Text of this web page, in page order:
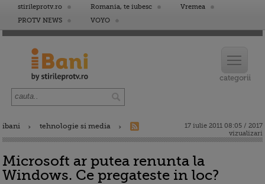
stirileprotv.ro Romania, te iubesc
Vremea
PROTV NEWS
VOYO
ibani tehnologie si media
17 iulie 2011 08:05 / 2017
vizualizari
Microsoft ar putea renunta la
Windows. Ce pregateste in loc?